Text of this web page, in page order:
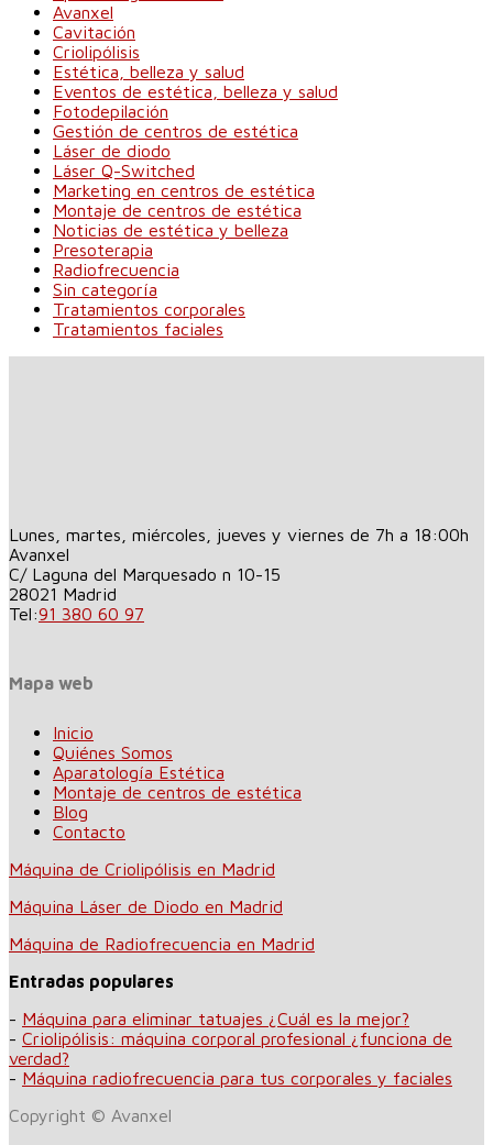
Avanxel
Cavitación
Criolipólisis
Estética, belleza y salud
Eventos de estética, belleza y salud
Fotodepilación
Gestión de centros de estética
Láser de diodo
Láser Q-Switched
Marketing en centros de estética
Montaje de centros de estética
Noticias de estética y belleza
Presoterapia
Radiofrecuencia
Sin categoría
Tratamientos corporales
Tratamientos faciales
Lunes, martes, miércoles, jueves y viernes de 7h a 18:00h
Avanxel
C/ Laguna del Marquesado n 10-15
28021 Madrid
Tel:91 380 60 97
Mapa web
Inicio
Quiénes Somos
Aparatología Estética
Montaje de centros de estética
Blog
Contacto
Máquina de Criolipólisis en Madrid
Máquina Láser de Diodo en Madrid
Máquina de Radiofrecuencia en Madrid
Entradas populares
- Máquina para eliminar tatuajes ¿Cuál es la mejor?
- Criolipólisis: máquina corporal profesional ¿funciona de
verdad?
- Máquina radiofrecuencia para tus corporales y faciales
Copyright © Avanxel